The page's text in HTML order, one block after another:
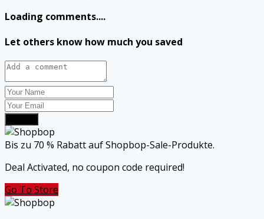
Loading comments....
Let others know how much you saved
Bis zu 70 % Rabatt auf Shopbop-Sale-Produkte.
Deal Activated, no coupon code required!
Go To Store